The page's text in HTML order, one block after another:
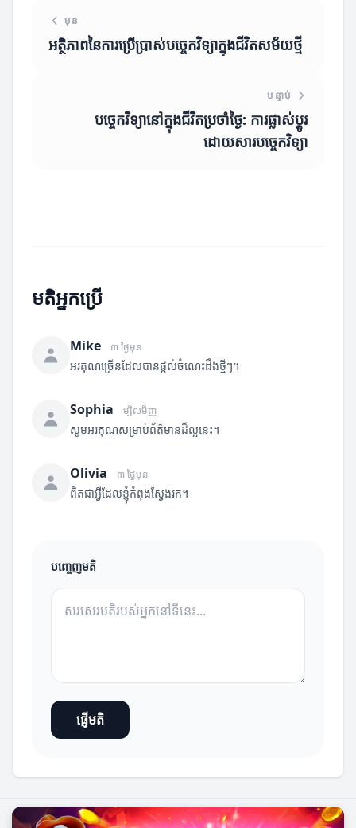
មុន
អត្ថិភាពនៃការប្រើប្រាស់បច្ចេកវិទ្យាក្នុងជីវិតសម័យថ្មី
បន្ទាប់
បច្ចេកវិទ្យានៅក្នុងជីវិតប្រចាំថ្ងៃ: ការផ្លាស់ប្តូរ
ដោយសារបច្ចេកវិទ្យា
មតិអ្នកប្រើ
Mike ៣ ថ្ងៃមុន
អរគុណច្រើនដែលបានផ្តល់ចំណេះដឹងថ្មីៗ។
Sophia ម្សិលមិញ
សូមអរគុណសម្រាប់ព័ត៌មានដ៏ល្អនេះ។
Olivia ៣ ថ្ងៃមុន
ពិតជាអ្វីដែលខ្ញុំកំពុងស្វែងរក។
បញ្ចេញមតិ
ផ្ញើមតិ